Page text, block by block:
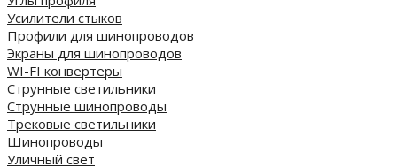
Усилители стыков
Профили для шинопроводов
Экраны для шинопроводов
WI-FI конвертеры
Струнные светильники
Струнные шинопроводы
Трековые светильники
Шинопроводы
Уличный свет